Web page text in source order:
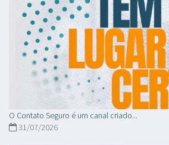
O Contato Seguro é um canal criado...
31/07/2026